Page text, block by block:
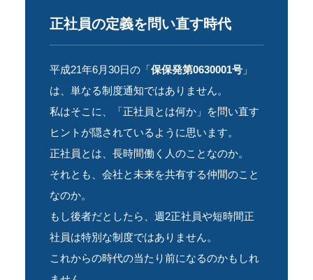
正社員の定義を問い直す時代
平成21年6月30日の「保保発第0630001号 」
は、単なる制度通知ではありません。
私はそこに、「正社員とは何か」を問い直す
ヒントが隠されているように思います。
正社員とは、長時間働く人のことなのか。
それとも、会社と未来を共有する仲間のこと
なのか。
もし後者だとしたら、週2正社員や短時間正
社員は特別な制度ではありません。
これからの時代の当たり前になるのかもしれ